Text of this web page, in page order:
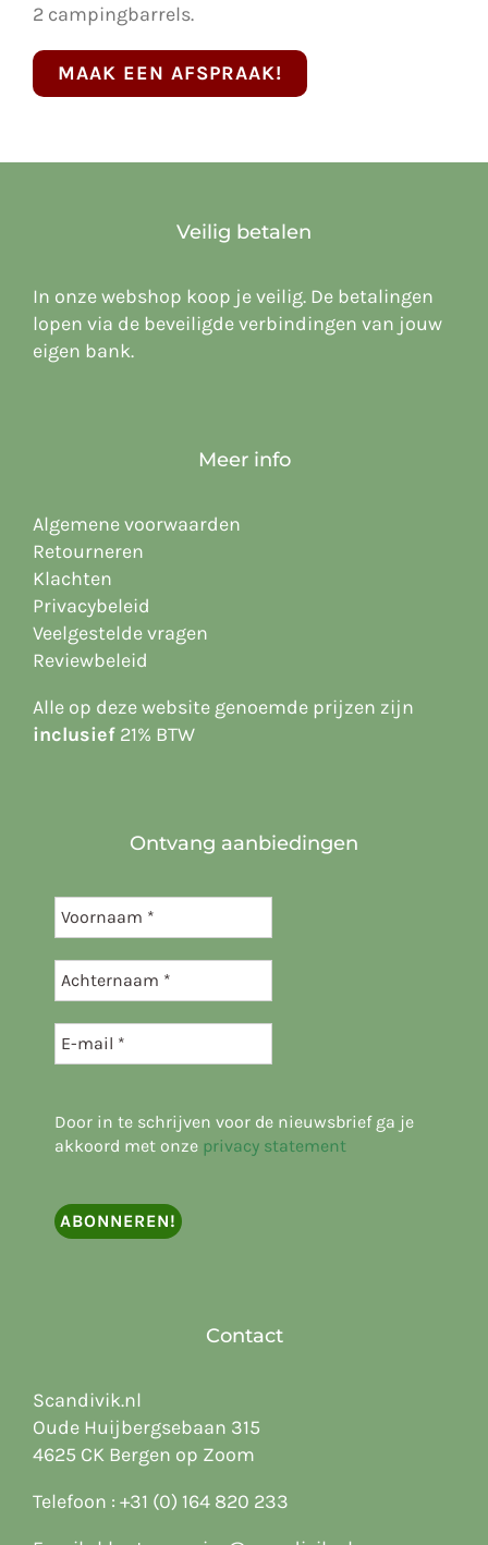
2 campingbarrels.
MAAK EEN AFSPRAAK!
Veilig betalen
In onze webshop koop je veilig. De betalingen
lopen via de beveiligde verbindingen van jouw
eigen bank.
Meer info
Algemene voorwaarden
Retourneren
Klachten
Privacybeleid
Veelgestelde vragen
Reviewbeleid
Alle op deze websitegenoemde prijzen zijn
inclusief21% BTW
Ontvang aanbiedingen
Door in te schrijven voor de nieuwsbrief ga je
akkoord met onze privacy statement
Contact
Scandivik.nl
Oude Huijbergsebaan 315
4625 CK Bergen op Zoom
Telefoon : +31 (0) 164 820 233